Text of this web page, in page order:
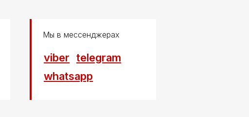
Мы в мессенджерах
viber telegram
whatsapp